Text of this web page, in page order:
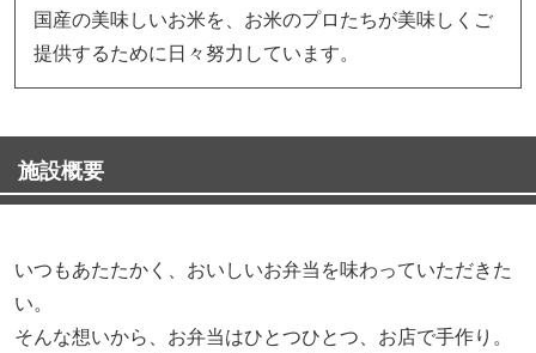
国産の美味しいお米を、お米のプロたちが美味しくご
提供するために日々努力しています。
施設概要
いつもあたたかく、おいしいお弁当を味わっていただきた
い。
そんな想いから、お弁当はひとつひとつ、お店で手作り。